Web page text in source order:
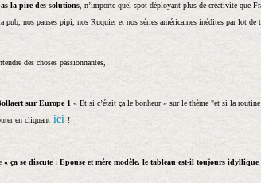
la pire des solutions , n’importe quel spot déployant plus de créativité que
pub, nos pauses pipi, nos Ruquier et nos séries américaines inédites par lot de
des choses passionnantes,
sur Europe 1 « Et si c’était ça le bonheur » sur le thème "et si la
en cliquant ici !
« ça se discute : Epouse et mère modèle, le tableau est-il toujours idyllique